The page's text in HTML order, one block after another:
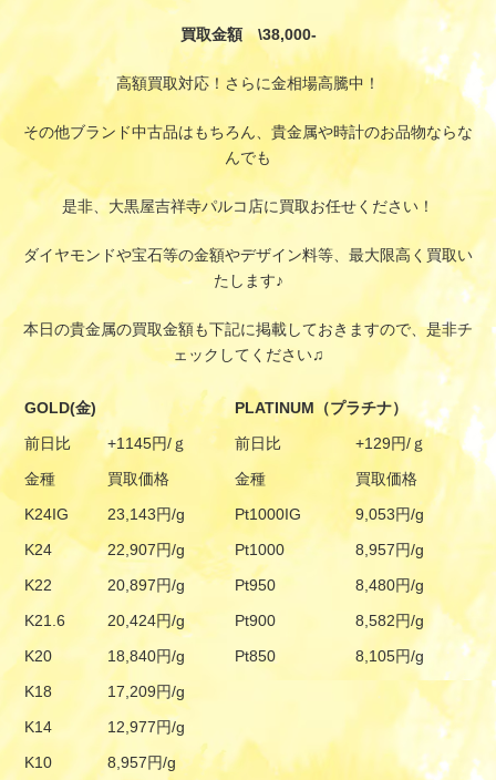
買取金額 \38,000-
高額買取対応！さらに金相場高騰中！
その他ブランド中古品はもちろん、貴金属や時計のお品物ならな
んでも
是非、大黒屋吉祥寺パルコ店に買取お任せください！
ダイヤモンドや宝石等の金額やデザイン料等、最大限高く買取い
たします♪
本日の貴金属の買取金額も下記に掲載しておきますので、是非チ
ェックしてください♫
GOLD(金)
PLATINUM（プラチナ）
前日比
+1145円/ｇ 前日比
+129円/ｇ
金種
買取価格 金種
買取価格
K24IG
23,143円/g Pt1000IG
9,053円/g
K24
22,907円/g Pt1000
8,957円/g
K22
20,897円/g Pt950
8,480円/g
K21.6
20,424円/g Pt900
8,582円/g
K20
18,840円/g Pt850
8,105円/g
K18
17,209円/g
K14
12,977円/g
K10
8,957円/g